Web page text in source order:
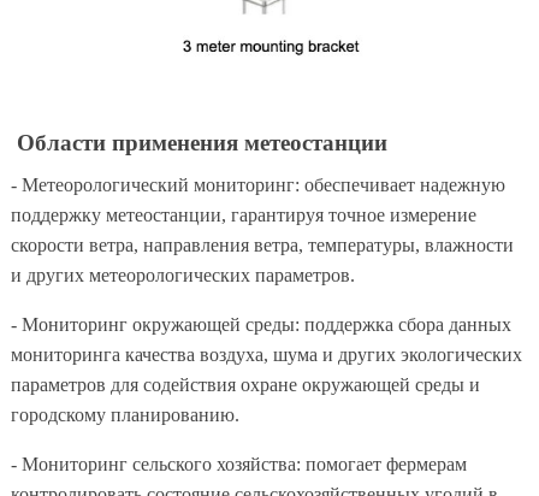
Области применения метеостанции
- Метеорологический мониторинг: обеспечивает надежную
поддержку метеостанции, гарантируя точное измерение
скорости ветра, направления ветра, температуры, влажности
и других метеорологических параметров.
- Мониторинг окружающей среды: поддержка сбора данных
мониторинга качества воздуха, шума и других экологических
параметров для содействия охране окружающей среды и
городскому планированию.
- Мониторинг сельского хозяйства: помогает фермерам